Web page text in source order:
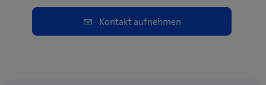
Kontakt aufnehmen